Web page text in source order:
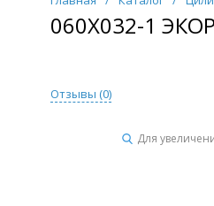
060Х032-1
Отзывы (0)
Для